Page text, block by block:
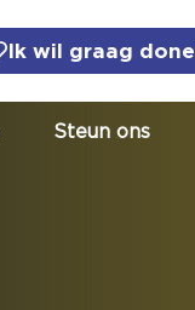
Ik wil graag
Steun ons